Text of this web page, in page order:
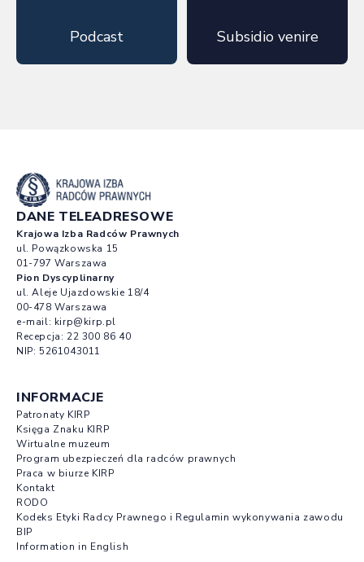
Podcast Subsidio venire
DANE TELEADRESOWE
Krajowa Izba Radców Prawnych
ul. Powązkowska 15
01-797 Warszawa
Pion Dyscyplinarny
ul. Aleje Ujazdowskie 18/4
00-478 Warszawa
e-mail: kirp@kirp.pl
Recepcja: 22 300 86 40
NIP: 5261043011
INFORMACJE
Patronaty KIRP
Księga Znaku KIRP
Wirtualne muzeum
Program ubezpieczeń dla radców prawnych
Praca w biurze KIRP
Kontakt
RODO
Kodeks Etyki Radcy Prawnego i Regulamin wykonywania zawodu
BIP
Information in English